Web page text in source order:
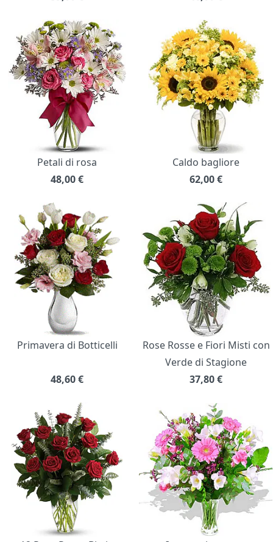
Petali di rosa
48,00€
Caldo bagliore
62,00€
Primavera di Botticelli
48,60€
Rose Rosse e Fiori Misti con
Verde di Stagione
37,80€